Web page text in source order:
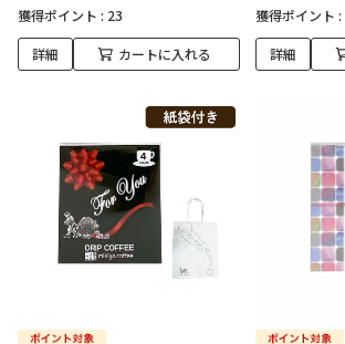
獲得ポイント : 23
詳細 カートに入れる
獲得ポイント :
詳細